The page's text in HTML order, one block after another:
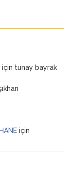
için tunay bayrak
için